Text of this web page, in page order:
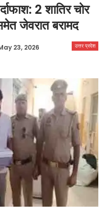
2 शातिर चोर
जेवरात बरामद
उत्तर प्रदेश
23, 2026